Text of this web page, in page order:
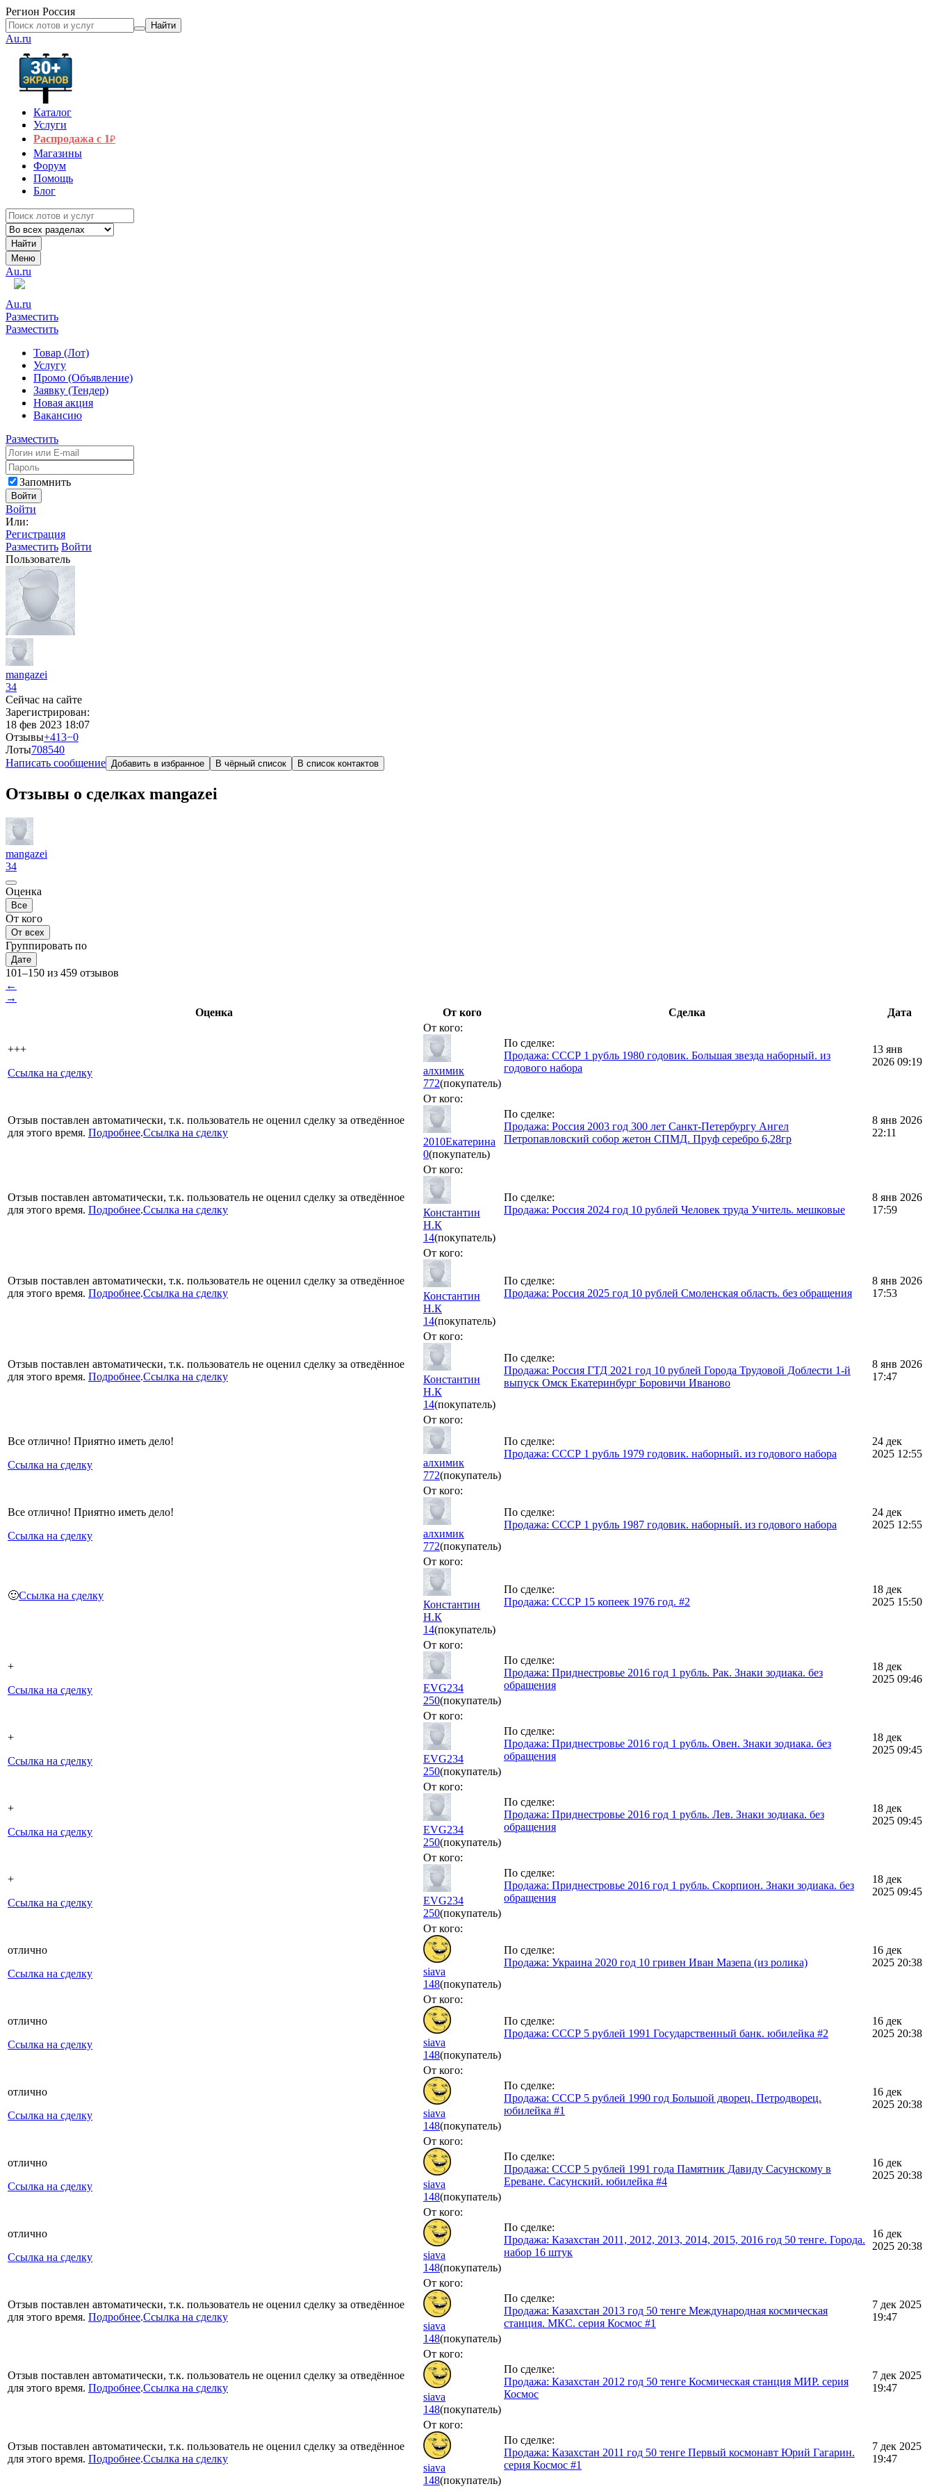
Регион Россия
Найти
Au.ru
Каталог
Услуги
Распродажа с 1₽
Магазины
Форум
Помощь
Блог
Найти
Меню
Au.ru
Au.ru
Разместить
Разместить
Товар (Лот)
Услугу
Промо (Объявление)
Заявку (Тендер)
Новая акция
Вакансию
Разместить
Запомнить
Войти
Войти
Или:
Регистрация
Разместить Войти
Пользователь
mangazei
34
Сейчас на сайте
Зарегистрирован:
18 фев 2023 18:07
Отзывы+413−0
Лоты708540
Написать сообщение Добавить в избранное В чёрный список В список контактов
Отзывы о сделках mangazei
mangazei
34
Оценка
Все
От кого
От всех
Группировать по
Дате
101–150 из 459 отзывов
←
→
Оценка
От кого Сделка Дата
+++
Ссылка на сделку
От кого:
алхимик
772(покупатель)
По сделке:
Продажа: СССР 1 рубль 1980 годовик. Большая звезда наборный. из
годового набора
13 янв
2026 09:19
Отзыв поставлен автоматически, т.к. пользователь не оценил сделку за отведённое
для этого время. Подробнее.Ссылка на сделку
От кого:
2010Екатерина
0(покупатель)
По сделке:
Продажа: Россия 2003 год 300 лет Санкт-Петербургу Ангел
Петропавловский собор жетон СПМД. Пруф серебро 6,28гр
8 янв 2026
22:11
Отзыв поставлен автоматически, т.к. пользователь не оценил сделку за отведённое
для этого время. Подробнее.Ссылка на сделку
От кого:
Константин
Н.К
14(покупатель)
По сделке:
Продажа: Россия 2024 год 10 рублей Человек труда Учитель. мешковые
8 янв 2026
17:59
Отзыв поставлен автоматически, т.к. пользователь не оценил сделку за отведённое
для этого время. Подробнее.Ссылка на сделку
От кого:
Константин
Н.К
14(покупатель)
По сделке:
Продажа: Россия 2025 год 10 рублей Смоленская область. без обращения
8 янв 2026
17:53
Отзыв поставлен автоматически, т.к. пользователь не оценил сделку за отведённое
для этого время. Подробнее.Ссылка на сделку
От кого:
Константин
Н.К
14(покупатель)
По сделке:
Продажа: Россия ГТД 2021 год 10 рублей Города Трудовой Доблести 1-й
выпуск Омск Екатеринбург Боровичи Иваново
8 янв 2026
17:47
Все отлично! Приятно иметь дело!
Ссылка на сделку
От кого:
алхимик
772(покупатель)
По сделке:
Продажа: СССР 1 рубль 1979 годовик. наборный. из годового набора
24 дек
2025 12:55
Все отлично! Приятно иметь дело!
Ссылка на сделку
От кого:
алхимик
772(покупатель)
По сделке:
Продажа: СССР 1 рубль 1987 годовик. наборный. из годового набора
24 дек
2025 12:55
🙂Ссылка на сделку
От кого:
Константин
Н.К
14(покупатель)
По сделке:
Продажа: СССР 15 копеек 1976 год. #2
18 дек
2025 15:50
+
Ссылка на сделку
От кого:
EVG234
250(покупатель)
По сделке:
Продажа: Приднестровье 2016 год 1 рубль. Рак. Знаки зодиака. без
обращения
18 дек
2025 09:46
+
Ссылка на сделку
От кого:
EVG234
250(покупатель)
По сделке:
Продажа: Приднестровье 2016 год 1 рубль. Овен. Знаки зодиака. без
обращения
18 дек
2025 09:45
+
Ссылка на сделку
От кого:
EVG234
250(покупатель)
По сделке:
Продажа: Приднестровье 2016 год 1 рубль. Лев. Знаки зодиака. без
обращения
18 дек
2025 09:45
+
Ссылка на сделку
От кого:
EVG234
250(покупатель)
По сделке:
Продажа: Приднестровье 2016 год 1 рубль. Скорпион. Знаки зодиака. без
обращения
18 дек
2025 09:45
отлично
Ссылка на сделку
От кого:
siava
148(покупатель)
По сделке:
Продажа: Украина 2020 год 10 гривен Иван Мазепа (из ролика)
16 дек
2025 20:38
отлично
Ссылка на сделку
От кого:
siava
148(покупатель)
По сделке:
Продажа: СССР 5 рублей 1991 Государственный банк. юбилейка #2
16 дек
2025 20:38
отлично
Ссылка на сделку
От кого:
siava
148(покупатель)
По сделке:
Продажа: СССР 5 рублей 1990 год Большой дворец. Петродворец.
юбилейка #1
16 дек
2025 20:38
отлично
Ссылка на сделку
От кого:
siava
148(покупатель)
По сделке:
Продажа: СССР 5 рублей 1991 года Памятник Давиду Сасунскому в
Ереване. Сасунский. юбилейка #4
16 дек
2025 20:38
отлично
Ссылка на сделку
От кого:
siava
148(покупатель)
По сделке:
Продажа: Казахстан 2011, 2012, 2013, 2014, 2015, 2016 год 50 тенге. Города.
набор 16 штук
16 дек
2025 20:38
Отзыв поставлен автоматически, т.к. пользователь не оценил сделку за отведённое
для этого время. Подробнее.Ссылка на сделку
От кого:
siava
148(покупатель)
По сделке:
Продажа: Казахстан 2013 год 50 тенге Международная космическая
станция. МКС. серия Космос #1
7 дек 2025
19:47
Отзыв поставлен автоматически, т.к. пользователь не оценил сделку за отведённое
для этого время. Подробнее.Ссылка на сделку
От кого:
siava
148(покупатель)
По сделке:
Продажа: Казахстан 2012 год 50 тенге Космическая станция МИР. серия
Космос
7 дек 2025
19:47
Отзыв поставлен автоматически, т.к. пользователь не оценил сделку за отведённое
для этого время. Подробнее.Ссылка на сделку
От кого:
siava
148(покупатель)
По сделке:
Продажа: Казахстан 2011 год 50 тенге Первый космонавт Юрий Гагарин.
серия Космос #1
7 дек 2025
19:47